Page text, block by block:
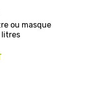
ou masque
litres